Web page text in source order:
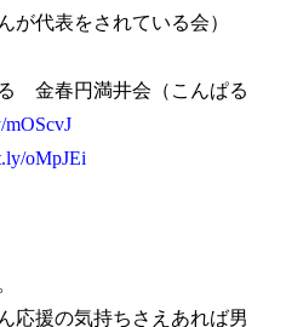
が代表をされている会）
金春円満井会（こんぱる
oMpJEi
応援の気持ちさえあれば男